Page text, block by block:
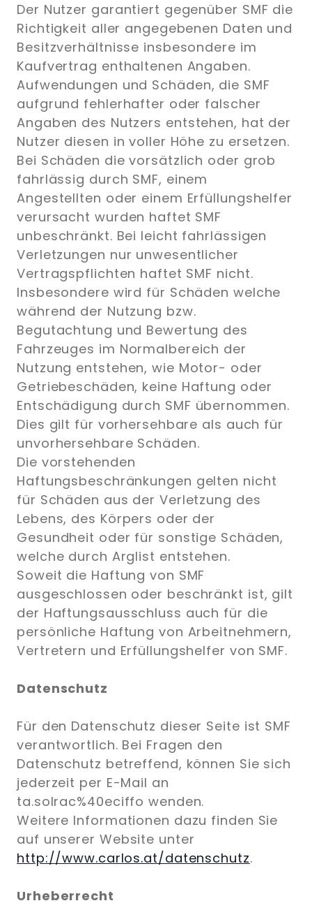
Der Nutzer garantiert gegenüber SMF die
Richtigkeit aller angegebenen Daten und
Besitzverhältnisse insbesondere im
Kaufvertrag enthaltenen Angaben.
Aufwendungen und Schäden, die SMF
aufgrund fehlerhafter oder falscher
Angaben des Nutzers entstehen, hat der
Nutzer diesen in voller Höhe zu ersetzen.
Bei Schäden die vorsätzlich oder grob
fahrlässig durch SMF, einem
Angestellten oder einem Erfüllungshelfer
verursacht wurden haftet SMF
unbeschränkt. Bei leicht fahrlässigen
Verletzungen nur unwesentlicher
Vertragspflichten haftet SMF nicht.
Insbesondere wird für Schäden welche
während der Nutzung bzw.
Begutachtung und Bewertung des
Fahrzeuges im Normalbereich der
Nutzung entstehen, wie Motor- oder
Getriebeschäden, keine Haftung oder
Entschädigung durch SMF übernommen.
Dies gilt für vorhersehbare als auch für
unvorhersehbare Schäden.
Die vorstehenden
Haftungsbeschränkungen gelten nicht
für Schäden aus der Verletzung des
Lebens, des Körpers oder der
Gesundheit oder für sonstige Schäden,
welche durch Arglist entstehen.
Soweit die Haftung von SMF
ausgeschlossen oder beschränkt ist, gilt
der Haftungsausschluss auch für die
persönliche Haftung von Arbeitnehmern,
Vertretern und Erfüllungshelfer von SMF.
Datenschutz
Für den Datenschutz dieser Seite ist SMF
verantwortlich. Bei Fragen den
Datenschutz betreffend, können Sie sich
jederzeit per E-Mail an
ta.solrac%40eciffo wenden.
Weitere Informationen dazu finden Sie
auf unserer Website unter
http://www.carlos.at/datenschutz.
Urheberrecht